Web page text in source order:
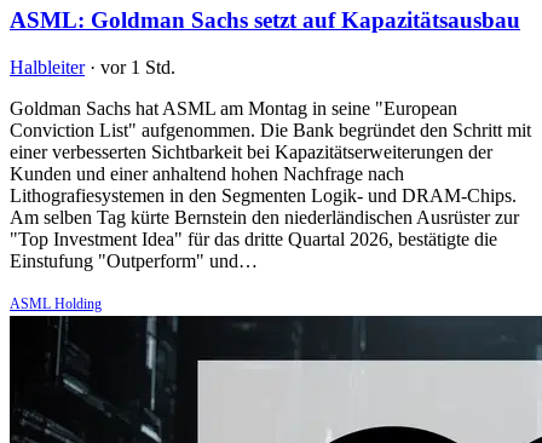
ASML: Goldman Sachs setzt auf Kapazitätsausbau
Halbleiter · vor 1 Std.
Goldman Sachs hat ASML am Montag in seine "European
Conviction List" aufgenommen. Die Bank begründet den Schritt mit
einer verbesserten Sichtbarkeit bei Kapazitätserweiterungen der
Kunden und einer anhaltend hohen Nachfrage nach
Lithografiesystemen in den Segmenten Logik- und DRAM-Chips.
Am selben Tag kürte Bernstein den niederländischen Ausrüster zur
"Top Investment Idea" für das dritte Quartal 2026, bestätigte die
Einstufung "Outperform" und…
ASML Holding